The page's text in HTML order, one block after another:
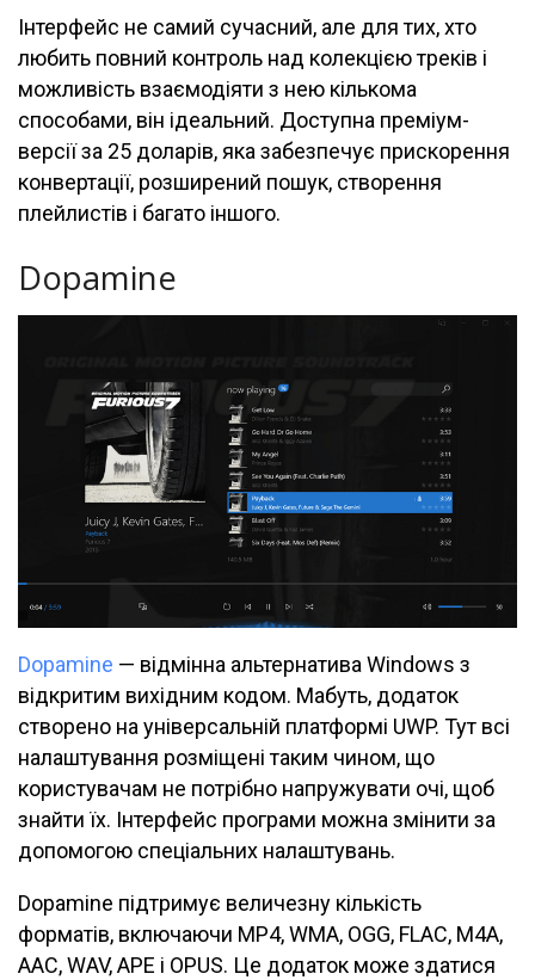
Інтерфейс не самий сучасний, але для тих, хто
любить повний контроль над колекцією треків і
можливість взаємодіяти з нею кількома
способами, він ідеальний. Доступна преміум-
версії за 25 доларів, яка забезпечує прискорення
конвертації, розширений пошук, створення
плейлистів і багато іншого.
Dopamine
Dopamine — відмінна альтернатива Windows з
відкритим вихідним кодом. Мабуть, додаток
створено на універсальній платформі UWP. Тут всі
налаштування розміщені таким чином, що
користувачам не потрібно напружувати очі, щоб
знайти їх. Інтерфейс програми можна змінити за
допомогою спеціальних налаштувань.
Dopamine підтримує величезну кількість
форматів, включаючи MP4, WMA, OGG, FLAC, M4A,
AAC, WAV, APE і OPUS. Це додаток може здатися